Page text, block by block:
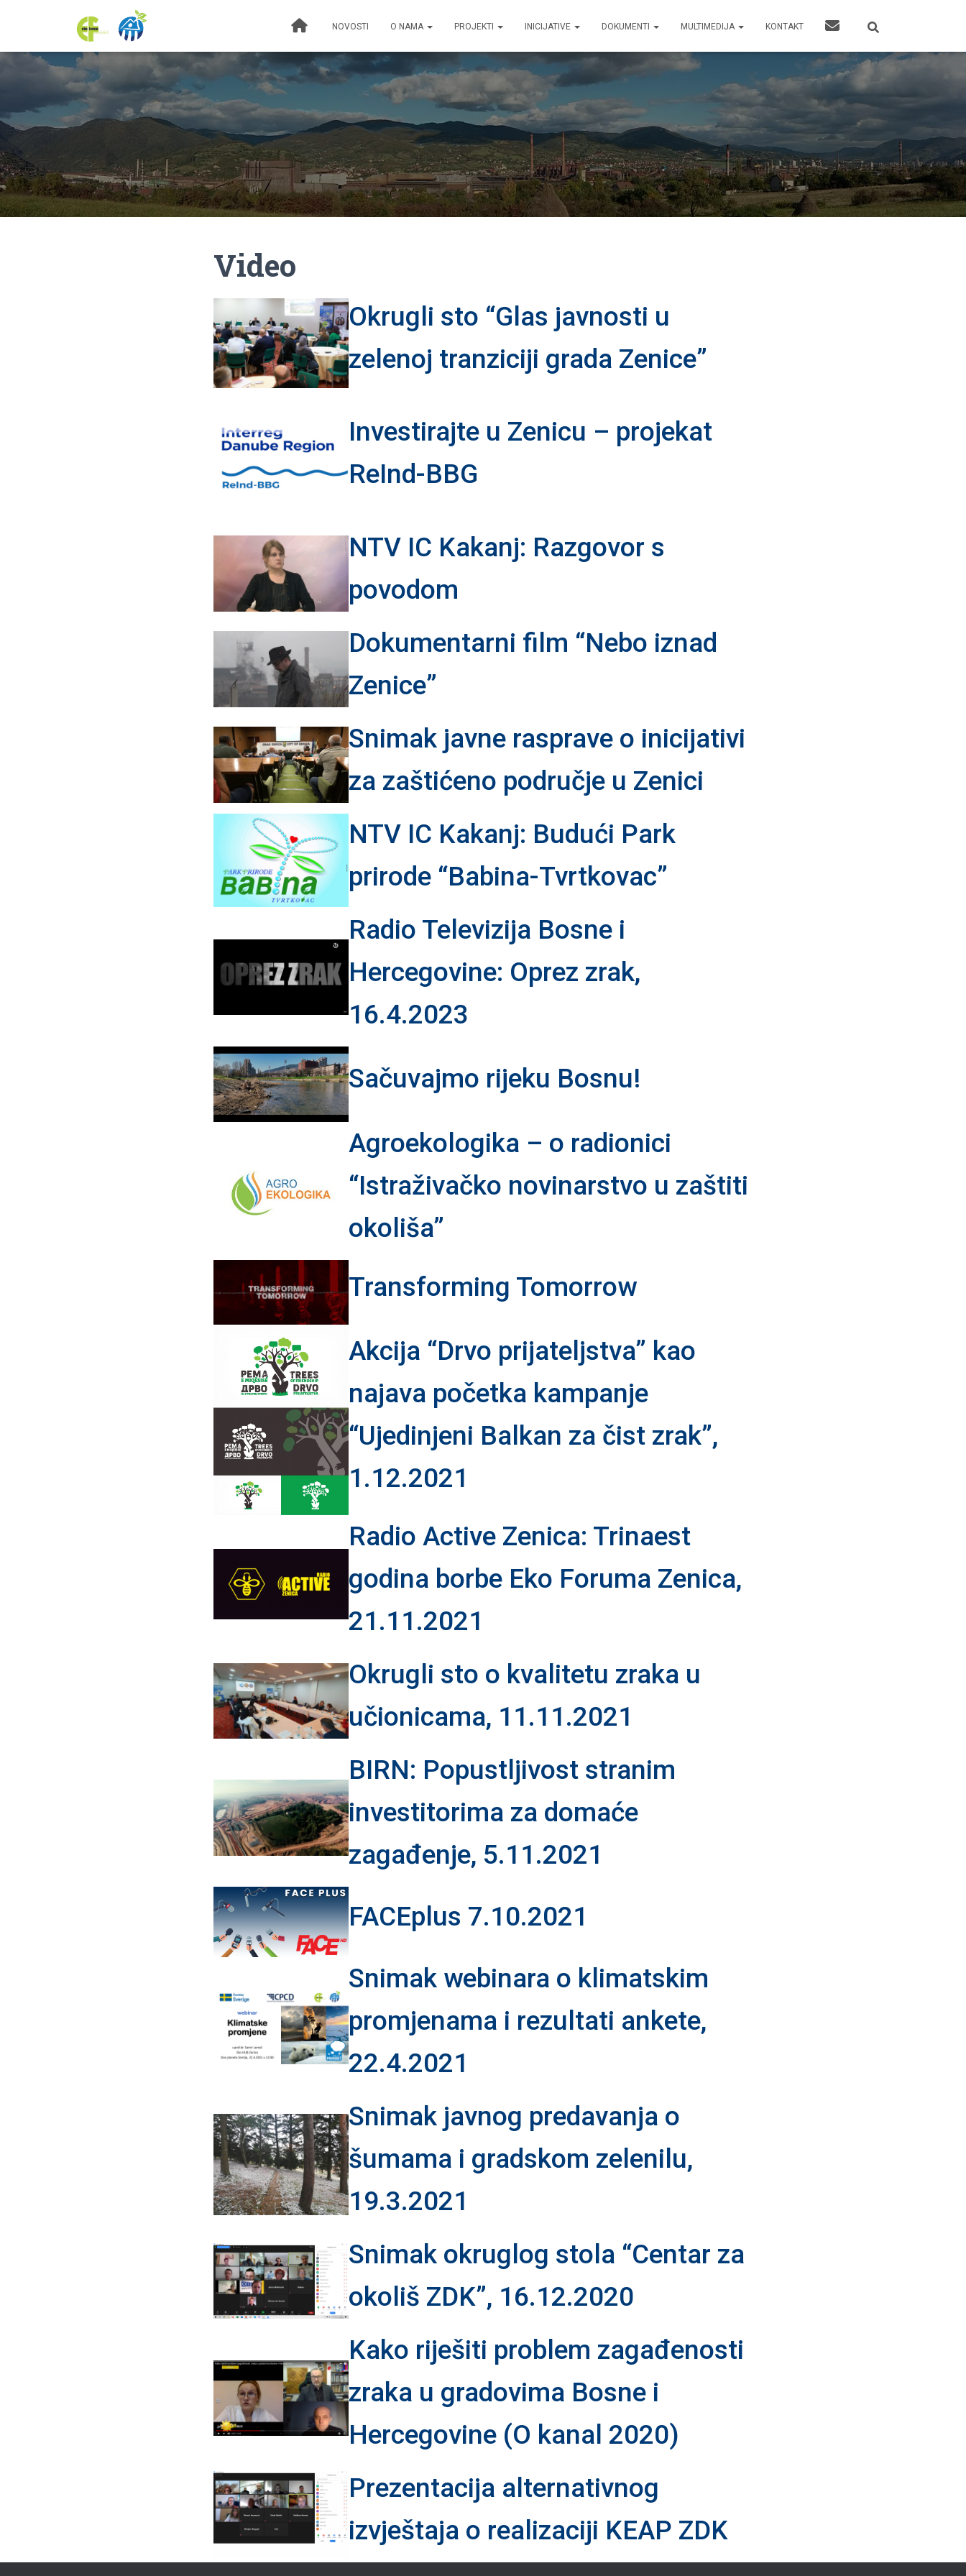
NOVOSTI O NAMA PROJEKTI INICIJATIVE DOKUMENTI MULTIMEDIJA KONTAKT
Video
Okrugli sto “Glas javnosti u
zelenoj tranziciji grada Zenice”
Investirajte u Zenicu – projekat
ReInd-BBG
NTV IC Kakanj: Razgovor s
povodom
Dokumentarni film “Nebo iznad
Zenice”
Snimak javne rasprave o inicijativi
za zaštićeno područje u Zenici
NTV IC Kakanj: Budući Park
prirode “Babina-Tvrtkovac”
Radio Televizija Bosne i
Hercegovine: Oprez zrak,
16.4.2023
Sačuvajmo rijeku Bosnu!
Agroekologika – o radionici
“Istraživačko novinarstvo u zaštiti
okoliša”
Transforming Tomorrow
Akcija “Drvo prijateljstva” kao
najava početka kampanje
“Ujedinjeni Balkan za čist zrak”,
1.12.2021
Radio Active Zenica: Trinaest
godina borbe Eko Foruma Zenica,
21.11.2021
Okrugli sto o kvalitetu zraka u
učionicama, 11.11.2021
BIRN: Popustljivost stranim
investitorima za domaće
zagađenje, 5.11.2021
FACEplus 7.10.2021
Snimak webinara o klimatskim
promjenama i rezultati ankete,
22.4.2021
Snimak javnog predavanja o
šumama i gradskom zelenilu,
19.3.2021
Snimak okruglog stola “Centar za
okoliš ZDK”, 16.12.2020
Kako riješiti problem zagađenosti
zraka u gradovima Bosne i
Hercegovine (O kanal 2020)
Prezentacija alternativnog
izvještaja o realizaciji KEAP ZDK